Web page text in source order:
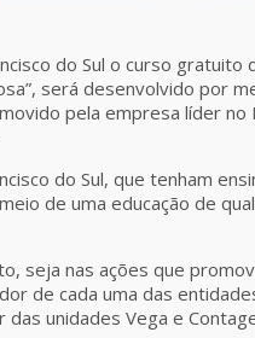
do Sul o curso
será desenvolvido por
pela empresa líder
do Sul, que tenham
de uma educação de
seja nas ações que
de cada uma das
unidades Vega e